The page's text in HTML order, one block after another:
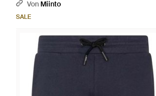
Von Miinto
SALE